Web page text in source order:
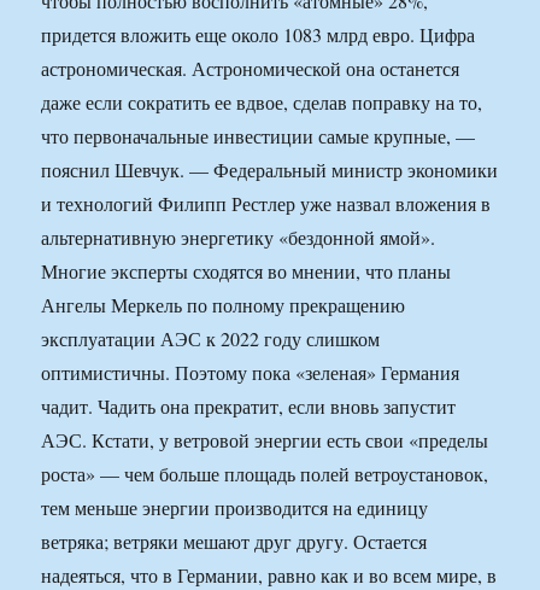
придется вложить еще около 1083 млрд евро. Цифра
астрономическая. Астрономической она останется
даже если сократить ее вдвое, сделав поправку на то,
что первоначальные инвестиции самые крупные, —
пояснил Шевчук. — Федеральный министр экономики
и технологий Филипп Рестлер уже назвал вложения в
альтернативную энергетику «бездонной ямой».
Многие эксперты сходятся во мнении, что планы
Ангелы Меркель по полному прекращению
эксплуатации АЭС к 2022 году слишком
оптимистичны. Поэтому пока «зеленая» Германия
чадит. Чадить она прекратит, если вновь запустит
АЭС. Кстати, у ветровой энергии есть свои «пределы
роста» — чем больше площадь полей ветроустановок,
тем меньше энергии производится на единицу
ветряка; ветряки мешают друг другу. Остается
надеяться, что в Германии, равно как и во всем мире, в